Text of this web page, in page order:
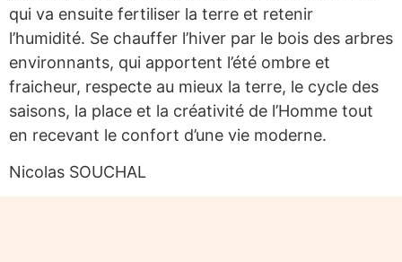
qui va ensuite fertiliser la terre et retenir
l’humidité. Se chauffer l’hiver par le bois des arbres
environnants, qui apportent l’été ombre et
fraicheur, respecte au mieux la terre, le cycle des
saisons, la place et la créativité de l’Homme tout
en recevant le confort d’une vie moderne.
Nicolas SOUCHAL